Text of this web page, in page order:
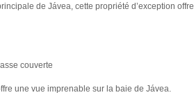
de Jávea, cette propriété d’exception offre
couverte
une vue imprenable sur la baie de Jávea.